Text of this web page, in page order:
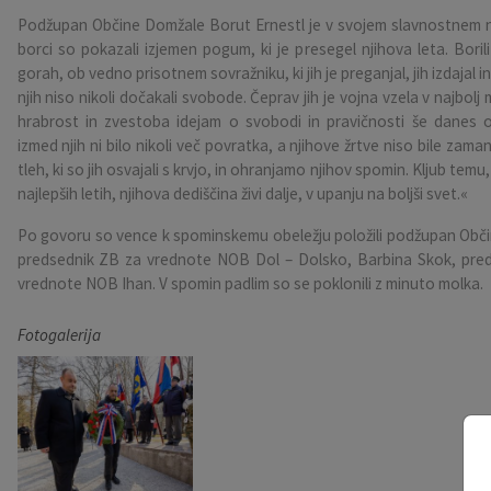
Podžupan Občine Domžale Borut Ernestl je v svojem slavnostnem
borci so pokazali izjemen pogum, ki je presegel njihova leta.
gorah, ob vedno prisotnem sovražniku, ki jih je preganjal, jih izdajal
njih niso nikoli dočakali svobode. Čeprav jih je vojna vzela v najbolj
hrabrost in zvestoba idejam o svobodi in pravičnosti še danes
izmed njih ni bilo nikoli več povratka, a njihove žrtve niso bile
tleh, ki so jih osvajali s krvjo, in ohranjamo njihov spomin. Kljub
najlepših letih, njihova dediščina živi dalje, v upanju na boljši svet.«
Po govoru so vence k spominskemu obeležju položili podžupan
predsednik ZB za vrednote NOB Dol – Dolsko, Barbina Skok,
vrednote NOB Ihan. V spomin padlim so se poklonili z minuto molka.
Fotogalerija
Pobratene občine
Fotogalerija
Občina Moravče
Mestna občina Ljubljana
Občinska volilna komisija
Krajevne skupnosti
Državni organi
Svet za preventivo in vzgojo v cestnem prometu
Katalog informacij javnega značaja
Mladi
Zaščita in reševanje
Zapuščene živali
Oskrba s plinom
Srednja šola Domžale
Urejanje javnih površin
Pomembni kontakti
Bilteni
Glasilo Slamnik
Občinski predpisi
Uradni vestnik
E-obvestila Občine
Lokalne volitve